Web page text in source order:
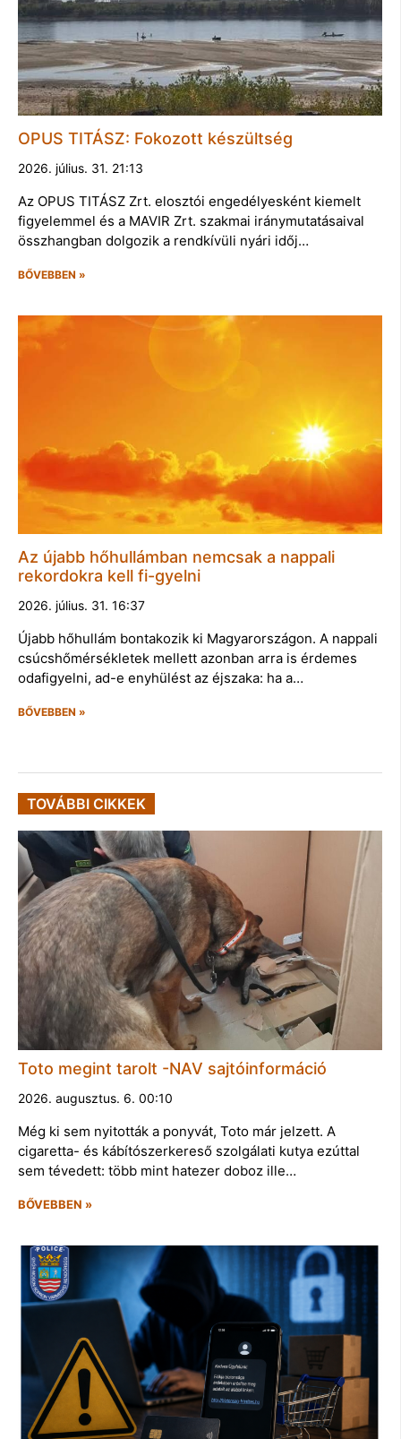
OPUS TITÁSZ: Fokozott készültség
2026. július. 31. 21:13
Az OPUS TITÁSZ Zrt. elosztói engedélyesként kiemelt
figyelemmel és a MAVIR Zrt. szakmai iránymutatásaival
összhangban dolgozik a rendkívüli nyári időj…
BŐVEBBEN »
Az újabb hőhullámban nemcsak a nappali
rekordokra kell fi-gyelni
2026. július. 31. 16:37
Újabb hőhullám bontakozik ki Magyarországon. A nappali
csúcshőmérsékletek mellett azonban arra is érdemes
odafigyelni, ad-e enyhülést az éjszaka: ha a…
BŐVEBBEN »
TOVÁBBI CIKKEK
Toto megint tarolt -NAV sajtóinformáció
2026. augusztus. 6. 00:10
Még ki sem nyitották a ponyvát, Toto már jelzett. A
cigaretta- és kábítószerkereső szolgálati kutya ezúttal
sem tévedett: több mint hatezer doboz ille…
BŐVEBBEN »